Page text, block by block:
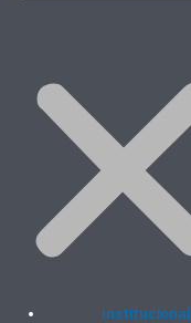
Institucional